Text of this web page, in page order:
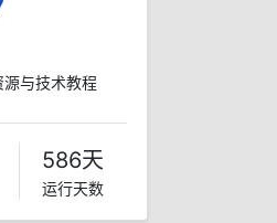
与技术教程
586天
运行天数